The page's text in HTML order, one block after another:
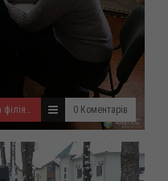
0 Коментарів